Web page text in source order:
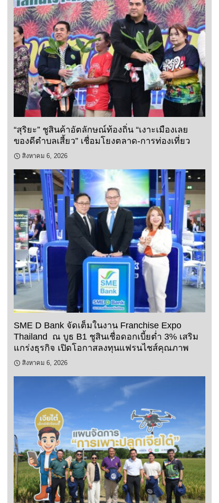
“สุริยะ” ชูสินค้าอัตลักษณ์ท้องถิ่น “เงาะเมืองเลย
ของดีตำบลเสี้ยว” เชื่อมโยงตลาด-การท่องเที่ยว
สิงหาคม 6, 2026
SME D Bank จัดเต็มในงาน Franchise Expo
Thailand ณ บูธ B1 ชูสินเชื่อดอกเบี้ยต่ำ 3% เสริม
แกร่งธุรกิจ เปิดโอกาสลงทุนแฟรนไชส์คุณภาพ
สิงหาคม 6, 2026